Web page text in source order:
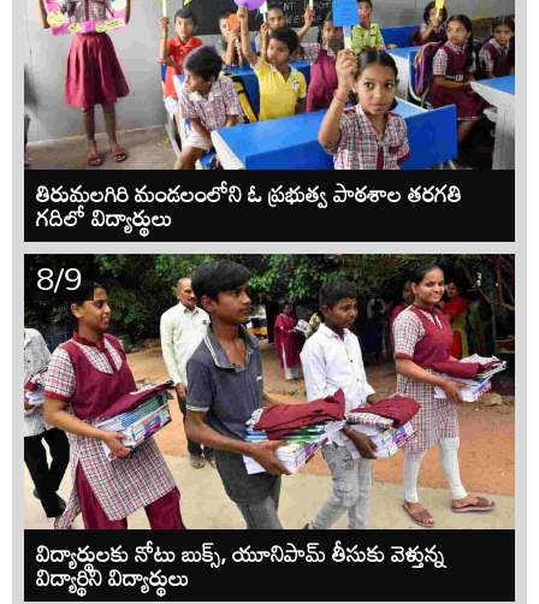
తిరుమలగిరి మండలంలోని ఓ ప్రభుత్వ పాఠశాల తరగతి
గదిలో విద్యార్థులు
8/9
విద్యార్థులకు నోటు బుక్స్, యూనిపామ్ తీసుకు వెళ్తున్న
విద్యార్థిని విద్యార్థులు